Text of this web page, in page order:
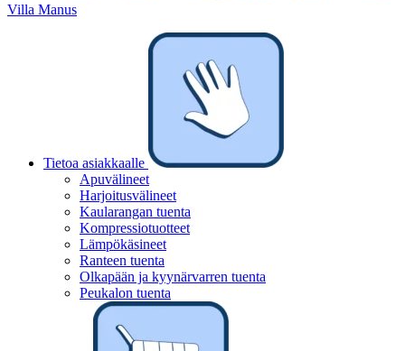
Villa Manus
Tietoa asiakkaalle
Apuvälineet
Harjoitusvälineet
Kaularangan tuenta
Kompressiotuotteet
Lämpökäsineet
Ranteen tuenta
Olkapään ja kyynärvarren tuenta
Peukalon tuenta